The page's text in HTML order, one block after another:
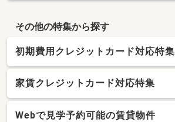
その他の特集から探す
初期費用クレジットカード対応特集
家賃クレジットカード対応特集
Webで見学予約可能の賃貸物件